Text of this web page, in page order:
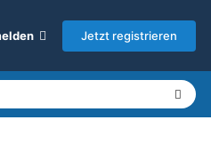
Jetzt registrieren